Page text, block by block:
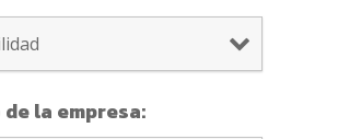
de la empresa: